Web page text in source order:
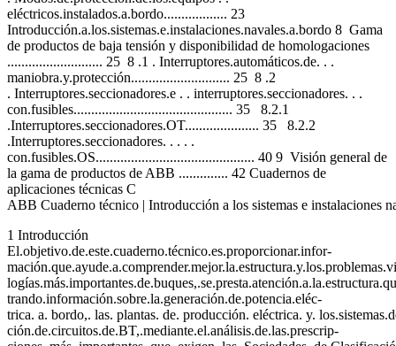
eléctricos.instalados.a.bordo.................. 23
Introducción.a.los.sistemas.e.instalaciones.navales.a.bordo 8 Gama
de productos de baja tensión y disponibilidad de homologaciones
........................... 25 8 .1 . Interruptores.automáticos.de. . .
maniobra.y.protección............................ 25 8 .2
. Interruptores.seccionadores.e . . interruptores.seccionadores. . .
con.fusibles............................................. 35 8.2.1
.Interruptores.seccionadores.OT..................... 35 8.2.2
.Interruptores.seccionadores. . . . .
con.fusibles.OS............................................. 40 9 Visión general de
la gama de productos de ABB .............. 42 Cuadernos de
aplicaciones técnicas C
ABB Cuaderno técnico | Introducción a los sistemas e instalaciones
1 Introducción
El.objetivo.de.este.cuaderno.técnico.es.proporcionar.infor-
trando.información.sobre.la.generación.de.potencia.eléc-
trica. a. bordo,. las. plantas. de. producción. eléctrica. y.
ción.de.circuitos.de.BT,.mediante.el.análisis.de.las.prescrip-